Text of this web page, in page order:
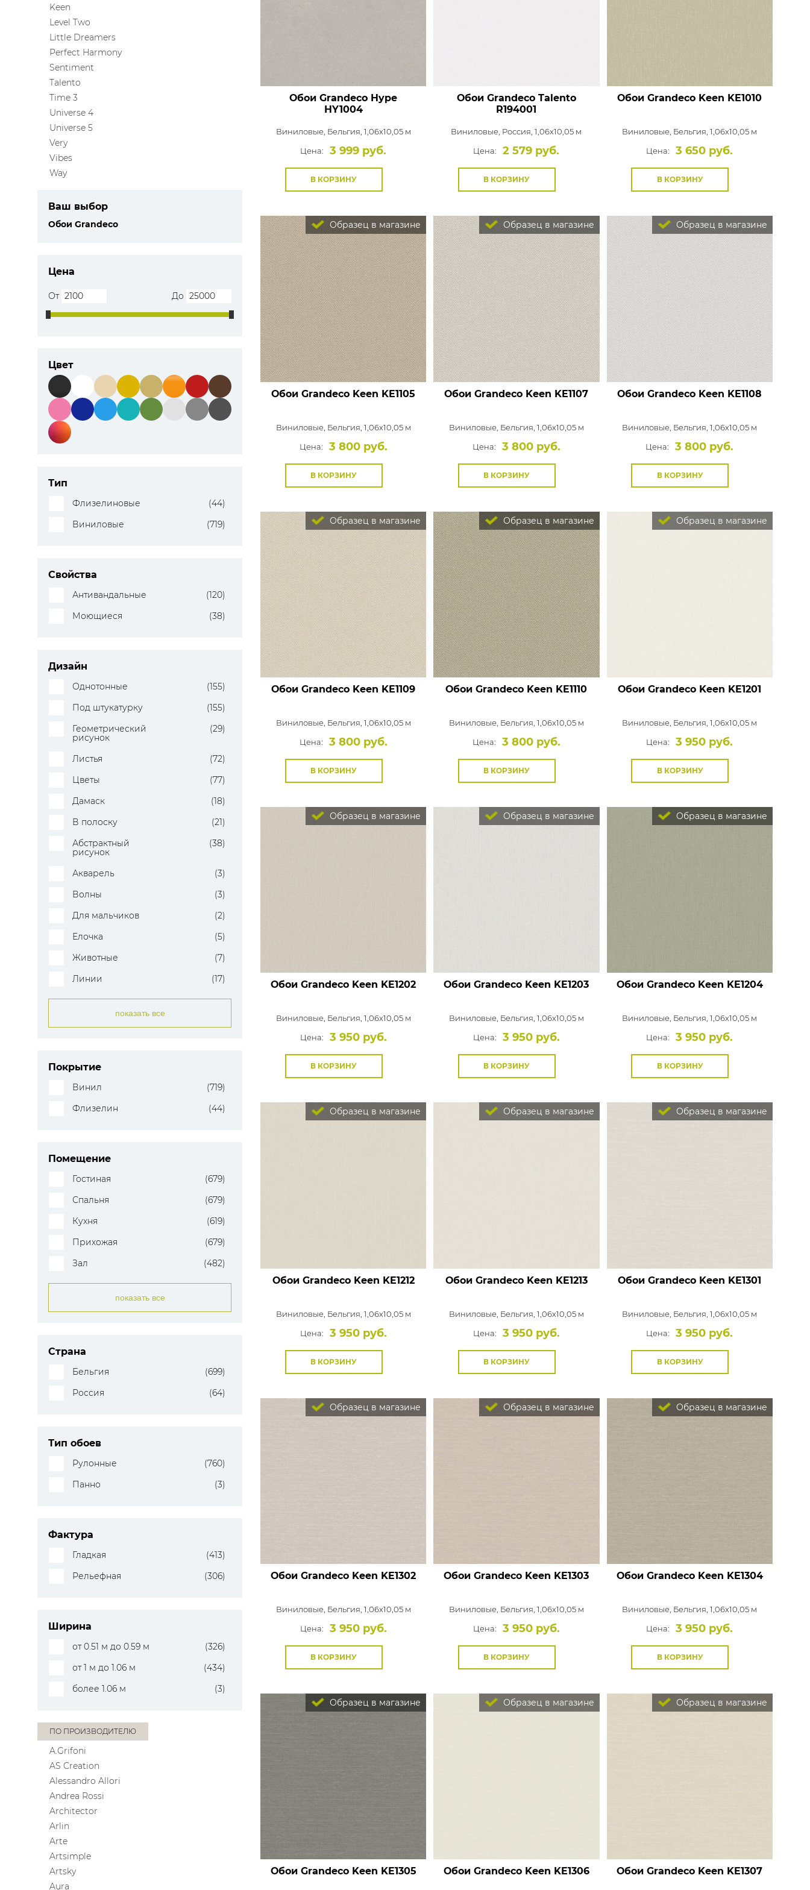
ЦВЕТА
Keen
Level Two
Little Dreamers
Perfect Harmony
Sentiment
Talento
Time 3
Universe 4
Universe 5
Very
Vibes
Way
Ваш выбор
Обои Grandeco
Цена
От До
Цвет
Тип
Флизелиновые
(44)
Виниловые
(719)
Свойства
Антивандальные
(120)
Моющиеся
(38)
Дизайн
Однотонные
(155)
Под штукатурку
(155)
Геометрический
рисунок
(29)
Листья
(72)
Цветы
(77)
Дамаск
(18)
В полоску
(21)
Абстрактный
рисунок
(38)
Акварель
(3)
Волны
(3)
Для мальчиков
(2)
Елочка
(5)
Животные
(7)
Линии
(17)
показать все
Покрытие
Винил
(719)
Флизелин
(44)
Помещение
Гостиная
(679)
Спальня
(679)
Кухня
(619)
Прихожая
(679)
Зал
(482)
показать все
Страна
Бельгия
(699)
Россия
(64)
Тип обоев
Рулонные
(760)
Панно
(3)
Фактура
Гладкая
(413)
Рельефная
(306)
Ширина
от 0.51 м до 0.59 м
(326)
от 1 м до 1.06 м
(434)
более 1.06 м
(3)
ПО ПРОИЗВОДИТЕЛЮ
A.Grifoni
AS Creation
Alessandro Allori
Andrea Rossi
Architector
Arlin
Arte
Artsimple
Artsky
Aura
Обои Grandeco Hype
HY1004
Виниловые, Бельгия, 1,06x10,05 м
Цена:
3 999 руб.
В КОРЗИНУ
Обои Grandeco Talento
R194001
Виниловые, Россия, 1,06x10,05 м
Цена:
2 579 руб.
В КОРЗИНУ
Обои Grandeco Keen KE1010
Виниловые, Бельгия, 1,06x10,05 м
Цена:
3 650 руб.
В КОРЗИНУ
Образец в магазине
Обои Grandeco Keen KE1105
Виниловые, Бельгия, 1,06x10,05 м
Цена:
3 800 руб.
В КОРЗИНУ
Образец в магазине
Обои Grandeco Keen KE1107
Виниловые, Бельгия, 1,06x10,05 м
Цена:
3 800 руб.
В КОРЗИНУ
Образец в магазине
Обои Grandeco Keen KE1108
Виниловые, Бельгия, 1,06x10,05 м
Цена:
3 800 руб.
В КОРЗИНУ
Образец в магазине
Обои Grandeco Keen KE1109
Виниловые, Бельгия, 1,06x10,05 м
Цена:
3 800 руб.
В КОРЗИНУ
Образец в магазине
Обои Grandeco Keen KE1110
Виниловые, Бельгия, 1,06x10,05 м
Цена:
3 800 руб.
В КОРЗИНУ
Образец в магазине
Обои Grandeco Keen KE1201
Виниловые, Бельгия, 1,06x10,05 м
Цена:
3 950 руб.
В КОРЗИНУ
Образец в магазине
Обои Grandeco Keen KE1202
Виниловые, Бельгия, 1,06x10,05 м
Цена:
3 950 руб.
В КОРЗИНУ
Образец в магазине
Обои Grandeco Keen KE1203
Виниловые, Бельгия, 1,06x10,05 м
Цена:
3 950 руб.
В КОРЗИНУ
Образец в магазине
Обои Grandeco Keen KE1204
Виниловые, Бельгия, 1,06x10,05 м
Цена:
3 950 руб.
В КОРЗИНУ
Образец в магазине
Обои Grandeco Keen KE1212
Виниловые, Бельгия, 1,06x10,05 м
Цена:
3 950 руб.
В КОРЗИНУ
Образец в магазине
Обои Grandeco Keen KE1213
Виниловые, Бельгия, 1,06x10,05 м
Цена:
3 950 руб.
В КОРЗИНУ
Образец в магазине
Обои Grandeco Keen KE1301
Виниловые, Бельгия, 1,06x10,05 м
Цена:
3 950 руб.
В КОРЗИНУ
Образец в магазине
Обои Grandeco Keen KE1302
Виниловые, Бельгия, 1,06x10,05 м
Цена:
3 950 руб.
В КОРЗИНУ
Образец в магазине
Обои Grandeco Keen KE1303
Виниловые, Бельгия, 1,06x10,05 м
Цена:
3 950 руб.
В КОРЗИНУ
Образец в магазине
Обои Grandeco Keen KE1304
Виниловые, Бельгия, 1,06x10,05 м
Цена:
3 950 руб.
В КОРЗИНУ
Образец в магазине
Обои Grandeco Keen KE1305
Образец в магазине
Обои Grandeco Keen KE1306
Образец в магазине
Обои Grandeco Keen KE1307